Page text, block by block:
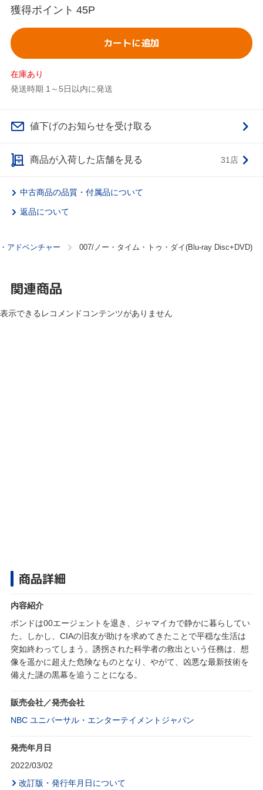
獲得ポイント 45P
カートに追加
在庫あり
発送時期 1～5日以内に発送
値下げのお知らせを受け取る
商品が入荷した店舗を見る 31店
中古商品の品質・付属品について
返品について
アドベンチャー 007/ノー・タイム・トゥ・ダイ(Blu-ray Disc+DVD)
関連商品
表示できるレコメンドコンテンツがありません
商品詳細
内容紹介
ボンドは00エージェントを退き、ジャマイカで静かに暮らしてい
た。しかし、CIAの旧友が助けを求めてきたことで平穏な生活は
突如終わってしまう。誘拐された科学者の救出という任務は、想
像を遥かに超えた危険なものとなり、やがて、凶悪な最新技術を
備えた謎の黒幕を追うことになる。
販売会社／発売会社
NBC ユニバーサル・エンターテイメントジャパン
発売年月日
2022/03/02
改訂版・発行年月日について